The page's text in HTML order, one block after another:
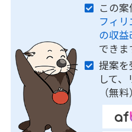
この案
フィ
の収
できま
提案を
して
（無料）